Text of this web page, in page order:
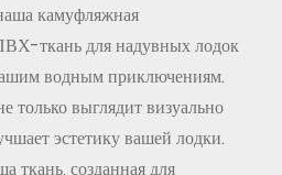
камуфляжная
ткань для надувных лодок
водным приключениям.
выглядит визуально
эстетику вашей лодки.
ткань, созданная для